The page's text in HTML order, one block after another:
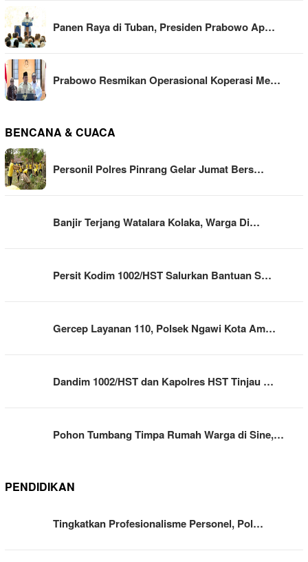
Panen Raya di Tuban, Presiden Prabowo Ap…
Prabowo Resmikan Operasional Koperasi Me…
BENCANA & CUACA
Personil Polres Pinrang Gelar Jumat Bers…
Banjir Terjang Watalara Kolaka, Warga Di…
Persit Kodim 1002/HST Salurkan Bantuan S…
Gercep Layanan 110, Polsek Ngawi Kota Am…
Dandim 1002/HST dan Kapolres HST Tinjau …
Pohon Tumbang Timpa Rumah Warga di Sine,…
PENDIDIKAN
Tingkatkan Profesionalisme Personel, Pol…